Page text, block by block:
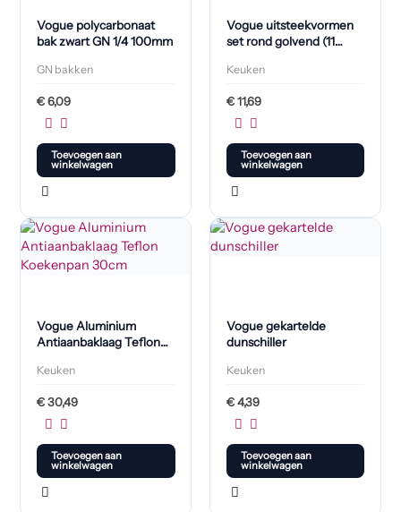
Vogue polycarbonaat
bak zwart GN 1/4 100mm
GN bakken
€6,09
Toevoegen aan
winkelwagen
Vogue uitsteekvormen
set rond golvend (11
Keuken
€11,69
Toevoegen aan
winkelwagen
Vogue Aluminium
Antiaanbaklaag Teflon
Keuken
€30,49
Toevoegen aan
winkelwagen
Vogue gekartelde
dunschiller
Keuken
€4,39
Toevoegen aan
winkelwagen